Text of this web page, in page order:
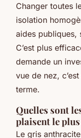
Changer toutes
isolation
aides publiques,
C’est plus
demande un
vue de nez, c’est
terme.
Quelles sont
plaisent le plus
Le gris